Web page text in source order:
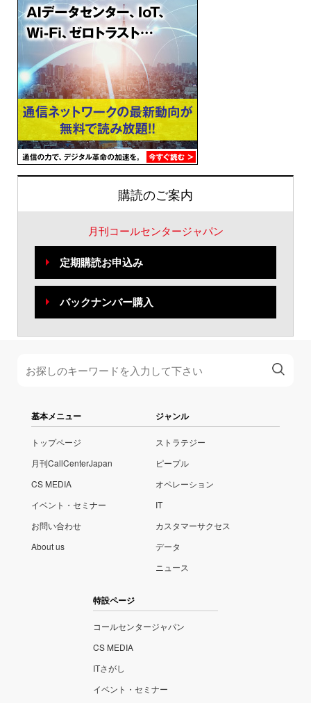
購読のご案内
月刊コールセンタージャパン
定期購読お申込み
バックナンバー購入
基本メニュー
トップページ
月刊CallCenterJapan
CS MEDIA
イベント・セミナー
お問い合わせ
About us
ジャンル
ストラテジー
ピープル
オペレーション
IT
カスタマーサクセス
データ
ニュース
特設ページ
コールセンタージャパン
CS MEDIA
ITさがし
イベント・セミナー